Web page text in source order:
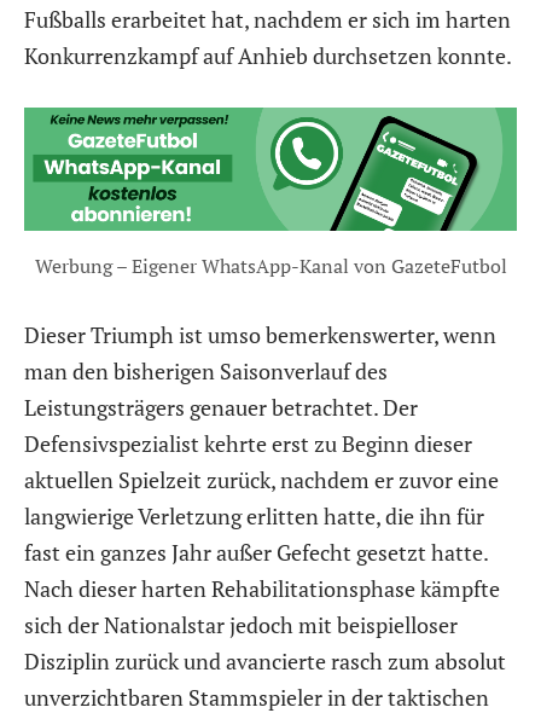
Fußballs erarbeitet hat, nachdem er sich im harten
Konkurrenzkampf auf Anhieb durchsetzen konnte.
Werbung – Eigener WhatsApp-Kanal von GazeteFutbol
Dieser Triumph ist umso bemerkenswerter, wenn
man den bisherigen Saisonverlauf des
Leistungsträgers genauer betrachtet. Der
Defensivspezialist kehrte erst zu Beginn dieser
aktuellen Spielzeit zurück, nachdem er zuvor eine
langwierige Verletzung erlitten hatte, die ihn für
fast ein ganzes Jahr außer Gefecht gesetzt hatte.
Nach dieser harten Rehabilitationsphase kämpfte
sich der Nationalstar jedoch mit beispielloser
Disziplin zurück und avancierte rasch zum absolut
unverzichtbaren Stammspieler in der taktischen